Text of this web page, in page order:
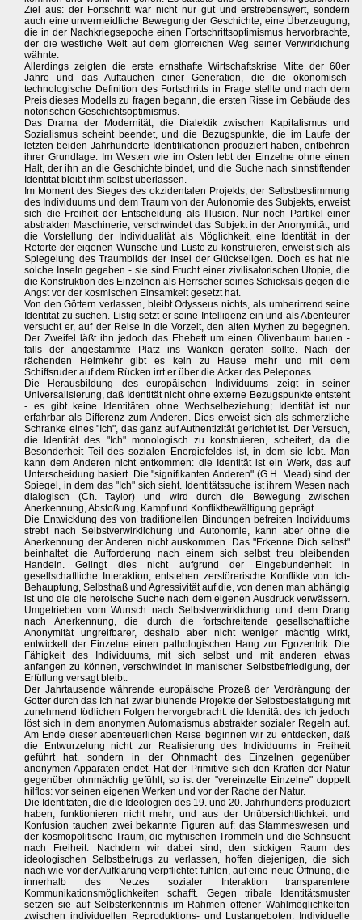
Ziel aus: der Fortschritt war nicht nur gut und erstrebenswert, sondern
auch eine unvermeidliche Bewegung der Geschichte, eine Überzeugung,
die in der Nachkriegsepoche einen Fortschrittsoptimismus hervorbrachte,
der die westliche Welt auf dem glorreichen Weg seiner Verwirklichung
wähnte.
Allerdings zeigten die erste ernsthafte Wirtschaftskrise Mitte der 60er
Jahre und das Auftauchen einer Generation, die die ökonomisch-
technologische Definition des Fortschritts in Frage stellte und nach dem
Preis dieses Modells zu fragen begann, die ersten Risse im Gebäude des
notorischen Geschichtsoptimismus.
Das Drama der Modernität, die Dialektik zwischen Kapitalismus und
Sozialismus scheint beendet, und die Bezugspunkte, die im Laufe der
letzten beiden Jahrhunderte Identifikationen produziert haben, entbehren
ihrer Grundlage. Im Westen wie im Osten lebt der Einzelne ohne einen
Halt, der ihn an die Geschichte bindet, und die Suche nach sinnstiftender
Identität bleibt ihm selbst überlassen.
Im Moment des Sieges des okzidentalen Projekts, der Selbstbestimmung
des Individuums und dem Traum von der Autonomie des Subjekts, erweist
sich die Freiheit der Entscheidung als Illusion. Nur noch Partikel einer
abstrakten Maschinerie, verschwindet das Subjekt in der Anonymität, und
die Vorstellung der Individualität als Möglichkeit, eine Identität in der
Retorte der eigenen Wünsche und Lüste zu konstruieren, erweist sich als
Spiegelung des Traumbilds der Insel der Glückseligen. Doch es hat nie
solche Inseln gegeben - sie sind Frucht einer zivilisatorischen Utopie, die
die Konstruktion des Einzelnen als Herrscher seines Schicksals gegen die
Angst vor der kosmischen Einsamkeit gesetzt hat.
Von den Göttern verlassen, bleibt Odysseus nichts, als umherirrend seine
Identität zu suchen. Listig setzt er seine Intelligenz ein und als Abenteurer
versucht er, auf der Reise in die Vorzeit, den alten Mythen zu begegnen.
Der Zweifel läßt ihn jedoch das Ehebett um einen Olivenbaum bauen -
falls der angestammte Platz ins Wanken geraten sollte. Nach der
rächenden Heimkehr gibt es kein zu Hause mehr und mit dem
Schiffsruder auf dem Rücken irrt er über die Äcker des Pelepones.
Die Herausbildung des europäischen Individuums zeigt in seiner
Universalisierung, daß Identität nicht ohne externe Bezugspunkte entsteht
- es gibt keine Identitäten ohne Wechselbeziehung; Identität ist nur
erfahrbar als Differenz zum Anderen. Dies erweist sich als schmerzliche
Schranke eines "Ich", das ganz auf Authentizität gerichtet ist. Der Versuch,
die Identität des "Ich" monologisch zu konstruieren, scheitert, da die
Besonderheit Teil des sozialen Energiefeldes ist, in dem sie lebt. Man
kann dem Anderen nicht entkommen: die Identität ist ein Werk, das auf
Unterscheidung basiert. Die "signifikanten Anderen" (G.H. Mead) sind der
Spiegel, in dem das "Ich" sich sieht. Identitätssuche ist ihrem Wesen nach
dialogisch (Ch. Taylor) und wird durch die Bewegung zwischen
Anerkennung, Abstoßung, Kampf und Konfliktbewältigung geprägt.
Die Entwicklung des von traditionellen Bindungen befreiten Individuums
strebt nach Selbstverwirklichung und Autonomie, kann aber ohne die
Anerkennung der Anderen nicht auskommen. Das "Erkenne Dich selbst"
beinhaltet die Aufforderung nach einem sich selbst treu bleibenden
Handeln. Gelingt dies nicht aufgrund der Eingebundenheit in
gesellschaftliche Interaktion, entstehen zerstörerische Konflikte von Ich-
Behauptung, Selbsthaß und Agressivität auf die, von denen man abhängig
ist und die die heroische Suche nach dem eigenen Ausdruck verwässern.
Umgetrieben vom Wunsch nach Selbstverwirklichung und dem Drang
nach Anerkennung, die durch die fortschreitende gesellschaftliche
Anonymität ungreifbarer, deshalb aber nicht weniger mächtig wirkt,
entwickelt der Einzelne einen pathologischen Hang zur Egozentrik. Die
Fähigkeit des Individuums, mit sich selbst und mit anderen etwas
anfangen zu können, verschwindet in manischer Selbstbefriedigung, der
Erfüllung versagt bleibt.
Der Jahrtausende währende europäische Prozeß der Verdrängung der
Götter durch das Ich hat zwar blühende Projekte der Selbstbestätigung mit
zunehmend tödlichen Folgen hervorgebracht: die Identität des Ich jedoch
löst sich in dem anonymen Automatismus abstrakter sozialer Regeln auf.
Am Ende dieser abenteuerlichen Reise beginnen wir zu entdecken, daß
die Entwurzelung nicht zur Realisierung des Individuums in Freiheit
geführt hat, sondern in der Ohnmacht des Einzelnen gegenüber
anonymen Apparaten endet. Hat der Primitive sich den Kräften der Natur
gegenüber ohnmächtig gefühlt, so ist der "vereinzelte Einzelne" doppelt
hilflos: vor seinen eigenen Werken und vor der Rache der Natur.
Die Identitäten, die die Ideologien des 19. und 20. Jahrhunderts produziert
haben, funktionieren nicht mehr, und aus der Unübersichtlichkeit und
Konfusion tauchen zwei bekannte Figuren auf: das Stammeswesen und
der kosmopolitische Traum, die mythischen Trommeln und die Sehnsucht
nach Freiheit. Nachdem wir dabei sind, den stickigen Raum des
ideologischen Selbstbetrugs zu verlassen, hoffen diejenigen, die sich
nach wie vor der Aufklärung verpflichtet fühlen, auf eine neue Öffnung, die
innerhalb des Netzes sozialer Interaktion transparentere
Kommunikationsmöglichkeiten schafft. Gegen tribale Identitätsmuster
setzen sie auf Selbsterkenntnis im Rahmen offener Wahlmöglichkeiten
zwischen individuellen Reproduktions- und Lustangeboten. Individuelle